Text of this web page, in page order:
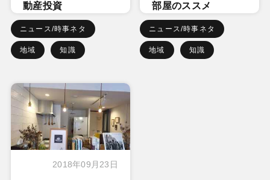
動産投資
ニュース/時事ネタ
地域 知識
部屋のススメ
ニュース/時事ネタ
地域 知識
2018年09月23日